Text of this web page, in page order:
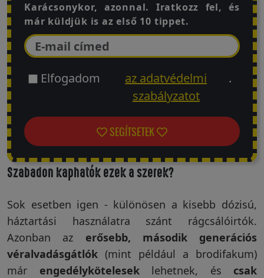
Karácsonykor, azonnal. Iratkozz fel, és
már küldjük is az első 10 tippet.
Elfogadom
az adatvédelmi
szabályzatot
.
SEGÍTSETEK
Szabadon kaphatók ezek a szerek?
Sok esetben igen - különösen a kisebb dózisú,
háztartási használatra szánt rágcsálóirtók.
Azonban az erősebb, második generációs
véralvadásgátlók (mint például a brodifakum)
már engedélyköteleseklehetnek, és csak